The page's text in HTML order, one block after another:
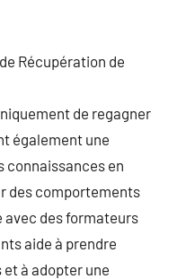
Récupération de
de regagner
également une
connaissances en
des comportements
avec des formateurs
aide à prendre
à adopter une